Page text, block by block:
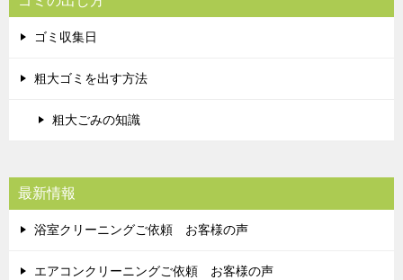
ゴミ収集日
粗大ゴミを出す方法
粗大ごみの知識
最新情報
浴室クリーニングご依頼 お客様の声
エアコンクリーニングご依頼 お客様の声